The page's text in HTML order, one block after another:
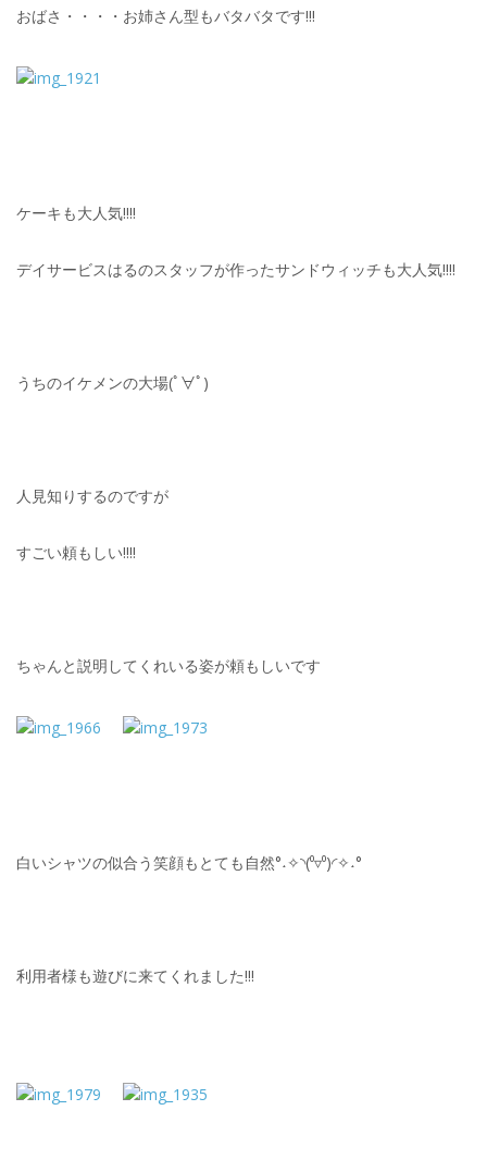
おばさ・・・・お姉さん型もバタバタです!!!
ケーキも大人気!!!!
デイサービスはるのスタッフが作ったサンドウィッチも大人気!!!!
うちのイケメンの大場(ﾟ∀ﾟ)
人見知りするのですが
すごい頼もしい!!!!
ちゃんと説明してくれいる姿が頼もしいです
白いシャツの似合う笑顔もとても自然°˖✧◝(⁰▿⁰)◜✧˖°
利用者様も遊びに来てくれました!!!